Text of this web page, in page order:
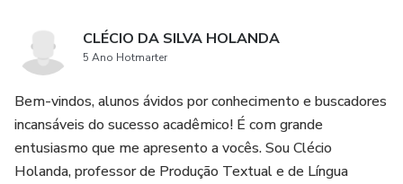
CLÉCIO DA SILVA HOLANDA
5 Ano Hotmarter
Bem-vindos, alunos ávidos por conhecimento e buscadores
incansáveis do sucesso acadêmico! É com grande
entusiasmo que me apresento a vocês. Sou Clécio
Holanda, professor de Produção Textual e de Língua